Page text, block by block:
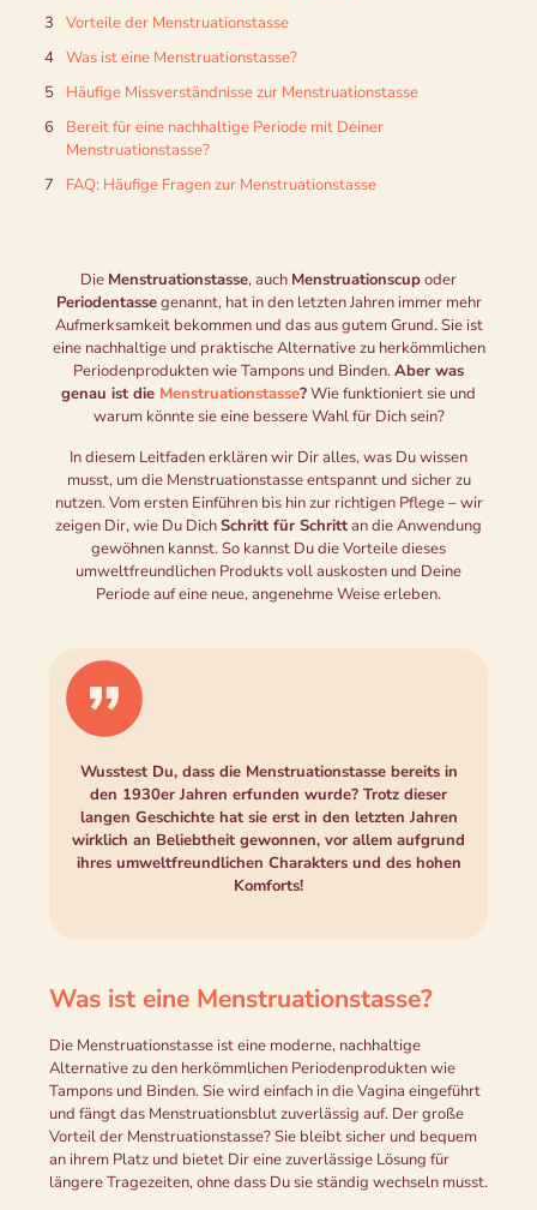
Vorteile der Menstruationstasse
Was ist eine Menstruationstasse?
Häufige Missverständnisse zur Menstruationstasse
Bereit für eine nachhaltige Periode mit Deiner
Menstruationstasse?
FAQ: Häufige Fragen zur Menstruationstasse
Die Menstruationstasse, auch Menstruationscupoder
Periodentassegenannt, hat in den letzten Jahren immer mehr
Aufmerksamkeit bekommen und das aus gutem Grund. Sie ist
eine nachhaltige und praktische Alternative zu herkömmlichen
Periodenprodukten wie Tampons und Binden.Aber was
genau ist die Menstruationstasse?Wie funktioniert sie und
warum könnte sie eine bessere Wahl für Dich sein?
In diesem Leitfaden erklären wir Dir alles, was Du wissen
musst, um die Menstruationstasse entspannt und sicher zu
nutzen. Vom ersten Einführen bis hin zur richtigen Pflege – wir
zeigen Dir, wie Du DichSchritt für Schrittan die Anwendung
gewöhnen kannst. So kannst Du die Vorteile dieses
umweltfreundlichen Produkts voll auskosten und Deine
Periode auf eine neue, angenehme Weise erleben.
Wusstest Du, dass die Menstruationstasse bereits in
den 1930er Jahren erfunden wurde? Trotz dieser
langen Geschichte hat sie erst in den letzten Jahren
wirklich an Beliebtheit gewonnen, vor allem aufgrund
ihres umweltfreundlichen Charakters und des hohen
Komforts!
Was ist eine Menstruationstasse?
Die Menstruationstasse ist eine moderne, nachhaltige
Alternative zu den herkömmlichen Periodenprodukten wie
Tampons und Binden. Sie wird einfach in die Vagina eingeführt
und fängt das Menstruationsblut zuverlässig auf. Der große
Vorteil der Menstruationstasse? Sie bleibt sicher und bequem
an ihrem Platz und bietet Dir eine zuverlässige Lösung für
längere Tragezeiten, ohne dass Du sie ständig wechseln musst.